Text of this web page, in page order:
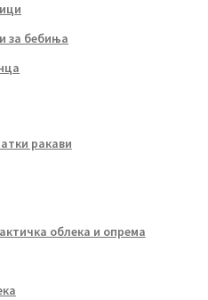
за бебиња
ракави
облека и опрема